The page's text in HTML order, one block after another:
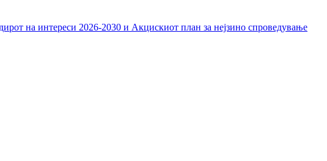
на интереси 2026-2030 и Акцискиот план за нејзино спроведување